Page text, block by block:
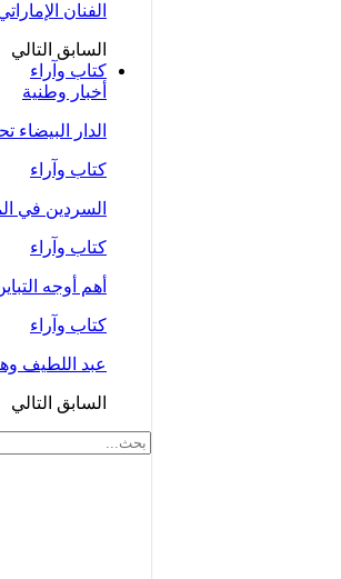
الفنان
السابق التالي
كتاب وآراء
أخبار وطنية
الدار البيضاء تحتفي بكتاب “9.. لا
كتاب وآراء
السردين في
كتاب وآراء
أهم أوجه التباين بين مشروع
كتاب وآراء
عبد اللطيف
السابق التالي